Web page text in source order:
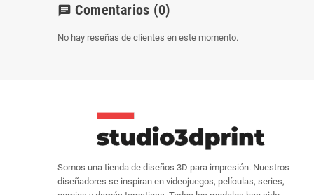
chat Comentarios (0)
No hay reseñas de clientes en este momento.
Somos una tienda de diseños 3D para impresión. Nuestros
diseñadores se inspiran en videojuegos, películas, series,